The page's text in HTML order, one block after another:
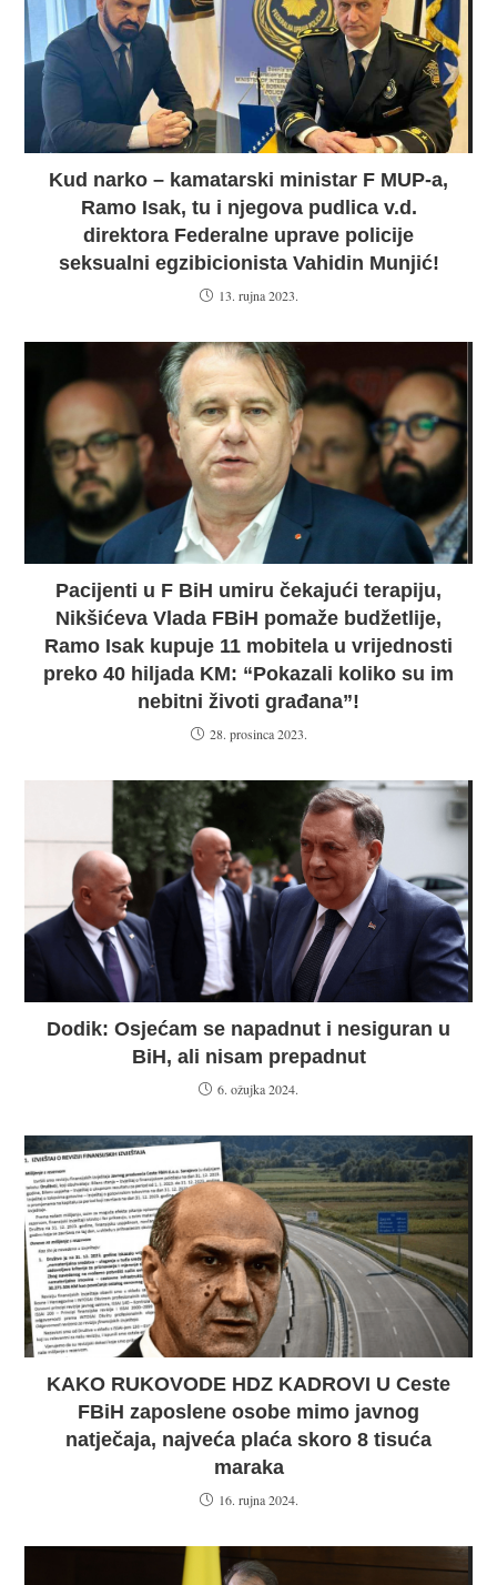
Kud narko – kamatarski ministar F MUP-a,
Ramo Isak, tu i njegova pudlica v.d.
direktora Federalne uprave policije
seksualni egzibicionista Vahidin Munjić!
13. rujna 2023.
Pacijenti u F BiH umiru čekajući terapiju,
Nikšićeva Vlada FBiH pomaže budžetlije,
Ramo Isak kupuje 11 mobitela u vrijednosti
preko 40 hiljada KM: “Pokazali koliko su im
nebitni životi građana”!
28. prosinca 2023.
Dodik: Osjećam se napadnut i nesiguran u
BiH, ali nisam prepadnut
6. ožujka 2024.
KAKO RUKOVODE HDZ KADROVI U Ceste
FBiH zaposlene osobe mimo javnog
natječaja, najveća plaća skoro 8 tisuća
maraka
16. rujna 2024.